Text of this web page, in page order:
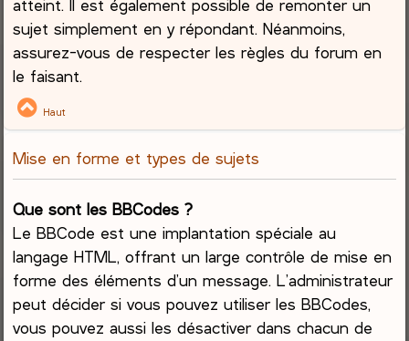
atteint. Il est également possible de remonter un
sujet simplement en y répondant. Néanmoins,
assurez-vous de respecter les règles du forum en
le faisant.
Haut
Mise en forme et types de sujets
Que sont les BBCodes ?
Le BBCode est une implantation spéciale au
langage HTML, offrant un large contrôle de mise en
forme des éléments d’un message. L’administrateur
peut décider si vous pouvez utiliser les BBCodes,
vous pouvez aussi les désactiver dans chacun de